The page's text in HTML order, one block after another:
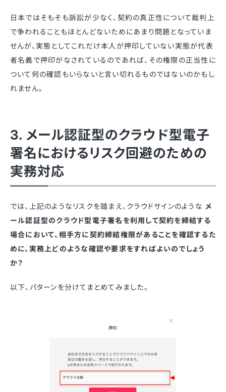
日本ではそもそも訴訟が少なく、契約の真正性について裁判上
で争われることもほとんどないためにあまり問題となっていま
せんが、実態としてこれだけ本人が押印していない実態が代表
者名義で押印がなされているのであれば、その権限の正当性に
ついて何の確認もいらないと言い切れるものではないのかもし
れません。
3. メール認証型のクラウド型電子
署名におけるリスク回避のための
実務対応
では、上記のようなリスクを踏まえ、クラウドサインのような メ
ール認証型のクラウド型電子署名を利用して契約を締結する
場合において、相手方に契約締結権限があることを確認するた
めに、実務上どのような確認や要求をすればよいのでしょう
か？
以下、パターンを分けてまとめてみました。